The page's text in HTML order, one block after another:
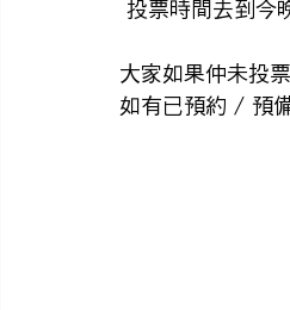
投票時間去到今
大家如果仲未投
如有已預約 / 預